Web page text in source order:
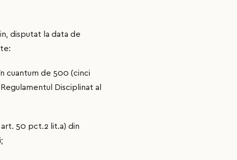
disputat la data de
cuantum de 500 (cinci
Disciplinat al
art. 50 pct.2 lit.a) din